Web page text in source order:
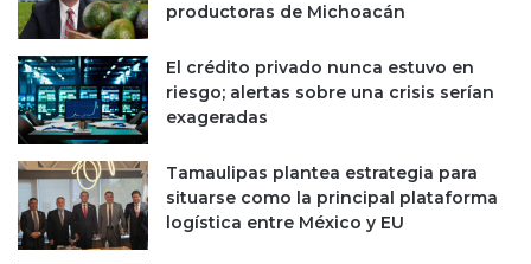
productoras de Michoacán
El crédito privado nunca estuvo en
riesgo; alertas sobre una crisis serían
exageradas
Tamaulipas plantea estrategia para
situarse como la principal plataforma
logística entre México y EU